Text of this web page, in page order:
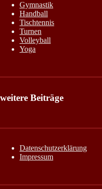
Gymnastik
Handball
Tischtennis
Turnen
Volleyball
Yoga
weitere Beiträge
Datenschutzerklärung
Impressum